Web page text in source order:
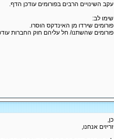
עקב השינויים הרבים בפורומים עודכן הדף.
שימו לב:
פורומים שירדו מן האינדקס הוסרו.
פורומים שהשתנו/ חל עליהם חוק החברות
כן,
זריזים אנחנו,